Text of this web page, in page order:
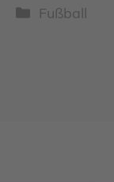
Kategorien
Fußball